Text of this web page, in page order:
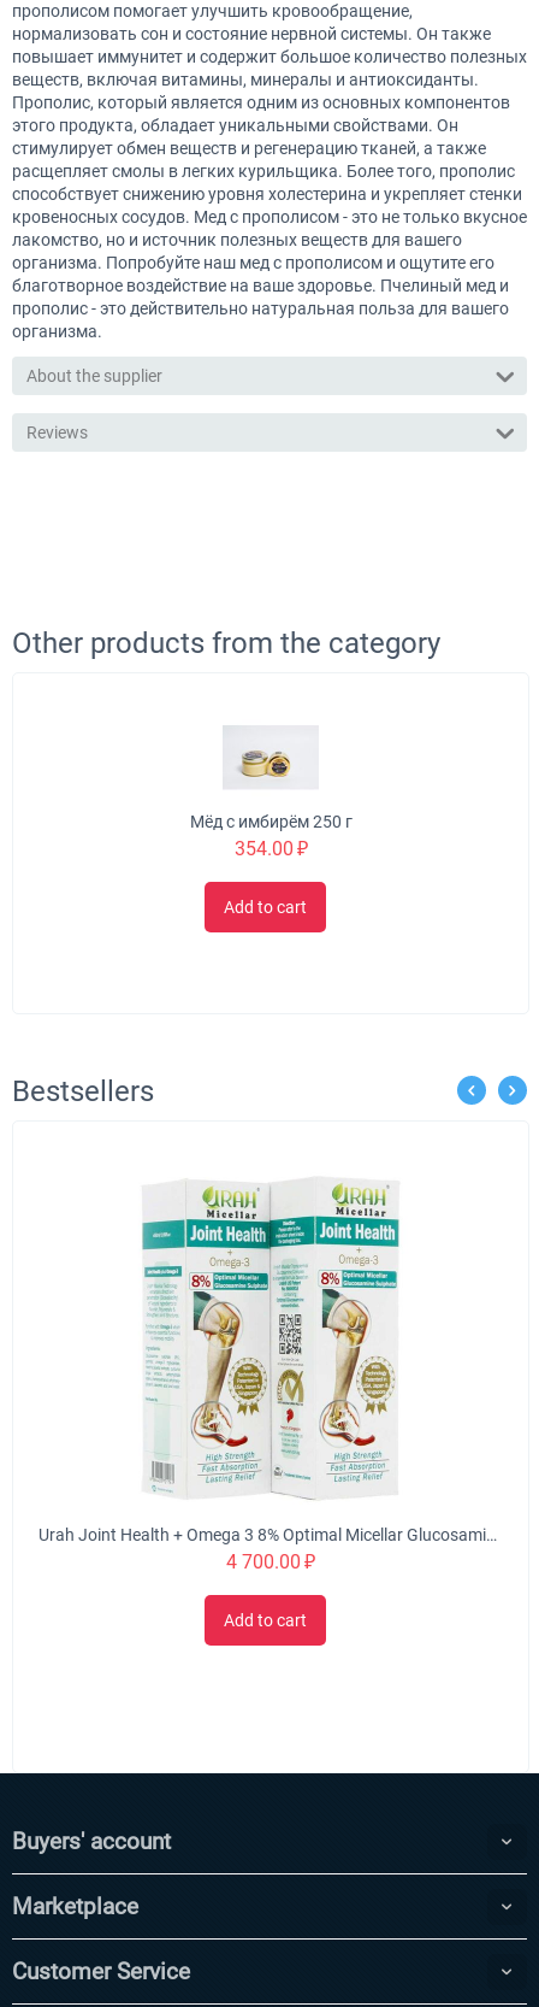
прополисом помогает улучшить кровообращение,
нормализовать сон и состояние нервной системы. Он также
повышает иммунитет и содержит большое количество полезных
веществ, включая витамины, минералы и антиоксиданты.
Прополис, который является одним из основных компонентов
этого продукта, обладает уникальными свойствами. Он
стимулирует обмен веществ и регенерацию тканей, а также
расщепляет смолы в легких курильщика. Более того, прополис
способствует снижению уровня холестерина и укрепляет стенки
кровеносных сосудов. Мед с прополисом - это не только вкусное
лакомство, но и источник полезных веществ для вашего
организма. Попробуйте наш мед с прополисом и ощутите его
благотворное воздействие на ваше здоровье. Пчелиный мед и
прополис - это действительно натуральная польза для вашего
организма.
About the supplier
Reviews
Other products from the category
Мёд с имбирём 250 г
354.00 ₽
Add to cart
Bestsellers
Urah Joint Health + Omega 3 8% Optimal Micellar Glucosamine Cream Twin Pack (2x50g), Nourishes, Rejuvenates & Strengthen Joint Structures, Helps w/ inflammation, stiffness, swelling, improve cartilage
4 700.00 ₽
Add to cart
Buyers' account
Marketplace
Customer Service